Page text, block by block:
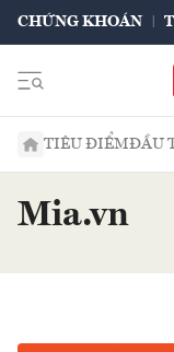
CHỨNG KHOÁN
TIÊU ĐIỂMĐẦU
Mia.vn